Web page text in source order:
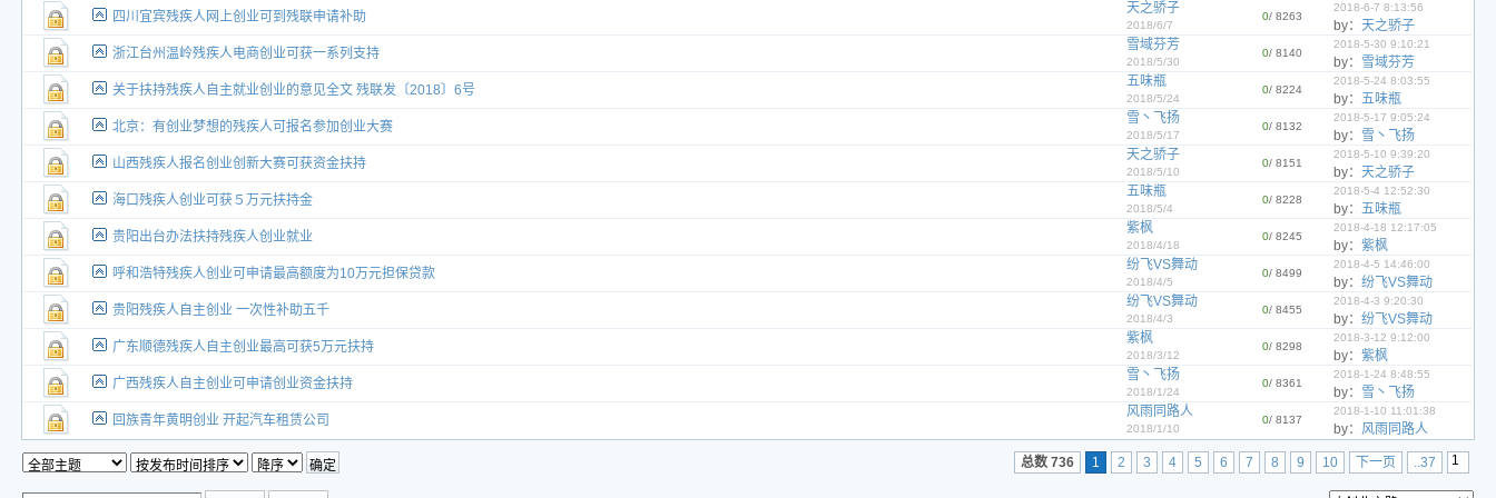
四川宜宾残疾人网上创业可到残联申请补助
天之骄子
2018/6/7
0/ 8263
2018-6-7 8:13:56
by：天之骄子
浙江台州温岭残疾人电商创业可获一系列支持
雪域芬芳
2018/5/30
0/ 8140
2018-5-30 9:10:21
by： 雪域芬芳
关于扶持残疾人自主就业创业的意见全文 残联发〔2018〕6号
五味瓶
2018/5/24
0/ 8224
2018-5-24 8:03:55
by：五味瓶
北京：有创业梦想的残疾人可报名参加创业大赛
雪丶飞扬
2018/5/17
0/ 8132
2018-5-17 9:05:24
by： 雪丶飞扬
山西残疾人报名创业创新大赛可获资金扶持
天之骄子
2018/5/10
0/ 8151
2018-5-10 9:39:20
by：天之骄子
海口残疾人创业可获５万元扶持金
五味瓶
2018/5/4
0/ 8228
2018-5-4 12:52:30
by：五味瓶
贵阳出台办法扶持残疾人创业就业
紫枫
2018/4/18
0/ 8245
2018-4-18 12:17:05
by：紫枫
呼和浩特残疾人创业可申请最高额度为10万元担保贷款
纷飞VS舞动
2018/4/5
0/ 8499
2018-4-5 14:46:00
by：纷飞VS舞动
贵阳残疾人自主创业 一次性补助五千
纷飞VS舞动
2018/4/3
0/ 8455
2018-4-3 9:20:30
by：纷飞VS舞动
广东顺德残疾人自主创业最高可获5万元扶持
紫枫
2018/3/12
0/ 8298
2018-3-12 9:12:00
by：紫枫
广西残疾人自主创业可申请创业资金扶持
雪丶飞扬
2018/1/24
0/ 8361
2018-1-24 8:48:55
by： 雪丶飞扬
回族青年黄明创业 开起汽车租赁公司
风雨同路人
2018/1/10
0/ 8137
2018-1-10 11:01:38
by： 风雨同路人
总数 736 1 2 3 4 5 6 7 8 9 10 下一页 ..37